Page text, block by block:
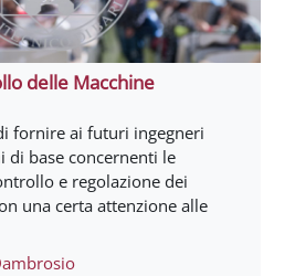
delle Macchine
fornire ai futuri ingegneri
di base concernenti le
e regolazione dei
una certa attenzione alle